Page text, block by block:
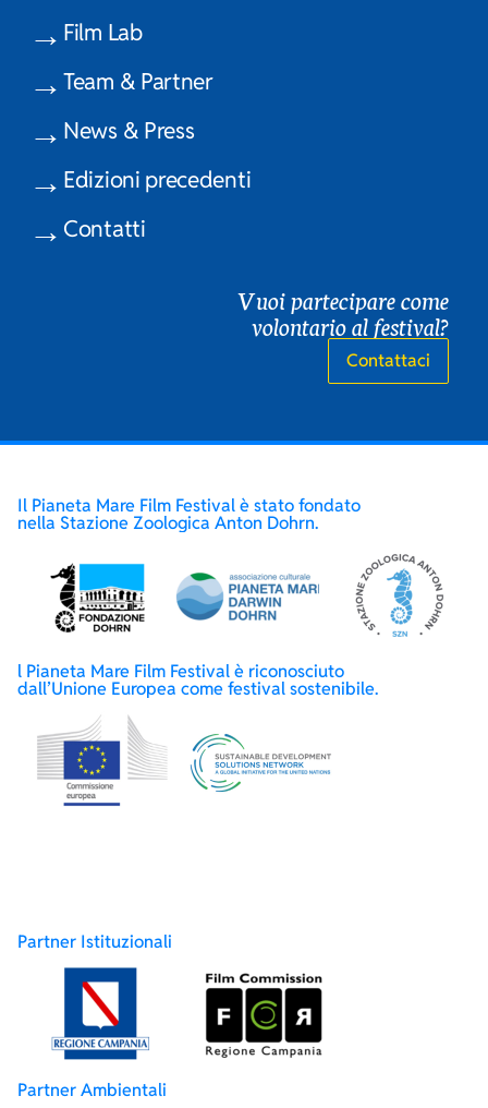
Film Lab
Team & Partner
News & Press
Edizioni precedenti
Contatti
Vuoi partecipare come
volontario al festival?
Contattaci
Il Pianeta Mare Film Festival è stato fondato
nella Stazione Zoologica Anton Dohrn.
l Pianeta Mare Film Festival è riconosciuto
dall’Unione Europea come festival sostenibile.
Partner Istituzionali
Partner Ambientali